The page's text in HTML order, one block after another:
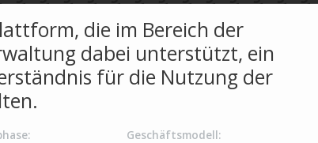
die im Bereich der
dabei unterstützt, ein
für die Nutzung der
Geschäftsmodell: